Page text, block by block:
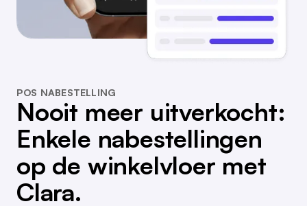
POS NABESTELLING
Nooit meer uitverkocht:
Enkele nabestellingen
op de winkelvloer met
Clara.